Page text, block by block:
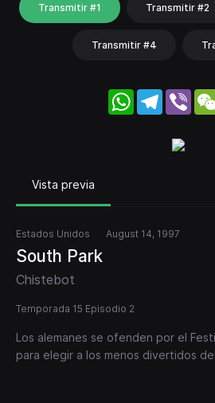
Transmitir #1 Transmitir #2
Transmitir #4
WhatsApp
Telegram
Vista previa
Estados Unidos August 14, 1997
South Park
Chistebot
Temporada 15 Episodio 2
Los alemanes se ofenden por el
para elegir a los menos divertidos